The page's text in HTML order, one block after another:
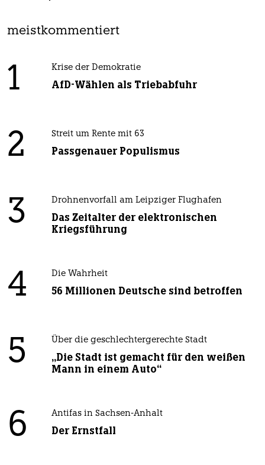
meistkommentiert
1 Krise der Demokratie
AfD-Wählen als Triebabfuhr
2 Streit um Rente mit 63
Passgenauer Populismus
3 Drohnenvorfall am Leipziger Flughafen
Das Zeitalter der elektronischen
Kriegsführung
4 Die Wahrheit
56 Millionen Deutsche sind betroffen
5 Über die geschlechtergerechte Stadt
„Die Stadt ist gemacht für den weißen
Mann in einem Auto“
6 Antifas in Sachsen-Anhalt
Der Ernstfall